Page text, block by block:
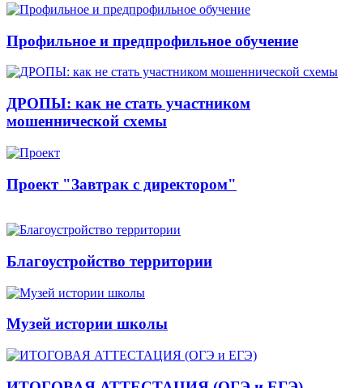
Профильное и предпрофильное обучение
ДРОПЫ: как не стать участником
мошеннической схемы
Проект "Завтрак с директором"
Благоустройство территории
Музей истории школы